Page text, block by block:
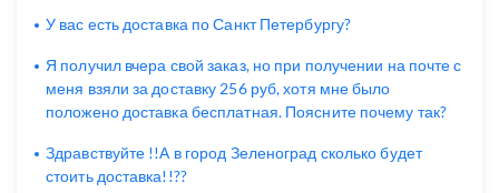
У вас есть доставка по Санкт Петербургу?
Я получил вчера свой заказ, но при получении на почте с
меня взяли за доставку 256 руб, хотя мне было
положено доставка бесплатная. Поясните почему так?
Здравствуйте !!А в город Зеленоград сколько будет
стоить доставка!!??